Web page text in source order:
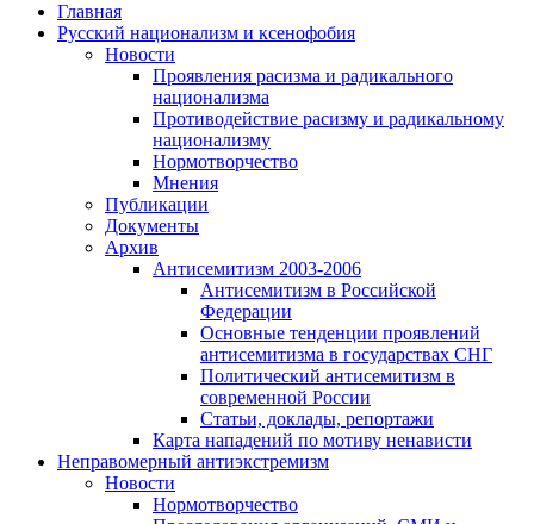
Главная
Русский национализм и ксенофобия
Новости
Проявления расизма и радикального
национализма
Противодействие расизму и радикальному
национализму
Нормотворчество
Мнения
Публикации
Документы
Архив
Антисемитизм 2003-2006
Антисемитизм в Российской
Федерации
Основные тенденции проявлений
антисемитизма в государствах СНГ
Политический антисемитизм в
современной России
Статьи, доклады, репортажи
Карта нападений по мотиву ненависти
Неправомерный антиэкстремизм
Новости
Нормотворчество